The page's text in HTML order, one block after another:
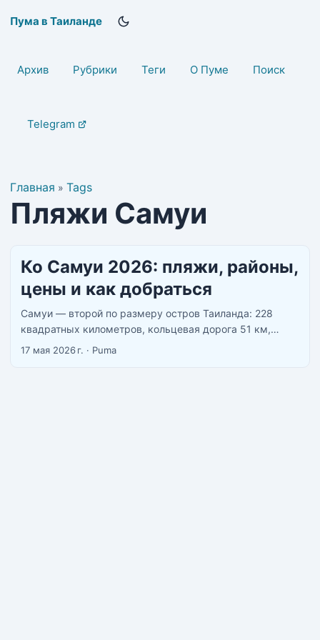
Пума в Таиланде
Архив Рубрики Теги О Пуме Поиск
Telegram
Главная » Tags
Пляжи Самуи
Ко Самуи 2026: пляжи, районы,
цены и как добраться
Самуи — второй по размеру остров Таиланда: 228
квадратных километров, кольцевая дорога 51 км,
объехать за 1,5-2 часа. Не Пхукет с его пробками и не
17 мая 2026 г. · Puma